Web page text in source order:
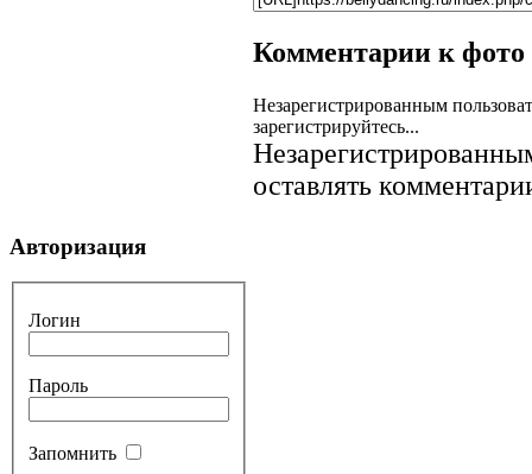
Комментарии к фото
Незарегистрированным
зарегистрируйтесь...
оставлять
Авторизация
Логин
Пароль
Запомнить